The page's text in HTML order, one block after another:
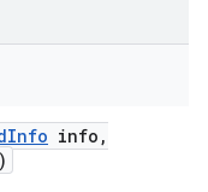
Info info ,